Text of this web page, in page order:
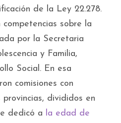
de la Ley 22.278.
sobre la
por la Secretaria
y Familia,
Social. En esa
comisiones con
divididos en
dedicó a la edad de